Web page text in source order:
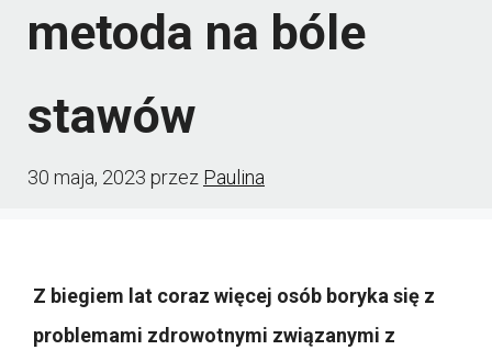
metoda na bóle
stawów
30 maja, 2023 przez Paulina
Z biegiem lat coraz więcej osób boryka się z
problemami zdrowotnymi związanymi z